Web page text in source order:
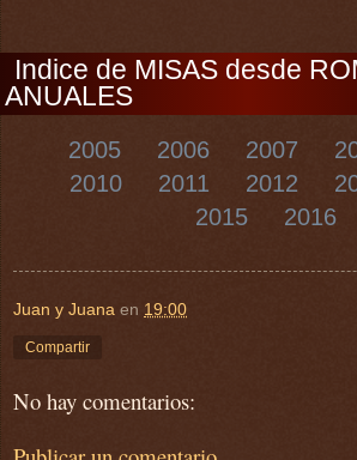
Indice de MISAS desde
ANUALES
2005 2006 2007
2010
2011 2012
2015
2016
Juan y Juana en 19:00
Compartir
No hay comentarios: